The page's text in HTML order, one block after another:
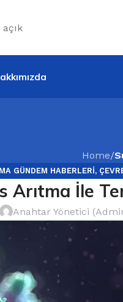
Home/
GÜNDEM HABERLERI,
Arıtma İle
Anahtar Yönetici